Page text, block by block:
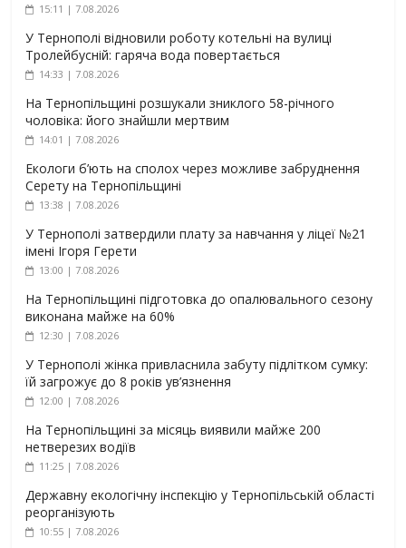
15:11 | 7.08.2026
У Тернополі відновили роботу котельні на вулиці
Тролейбусній: гаряча вода повертається
14:33 | 7.08.2026
На Тернопільщині розшукали зниклого 58-річного
чоловіка: його знайшли мертвим
14:01 | 7.08.2026
Екологи б’ють на сполох через можливе забруднення
Серету на Тернопільщині
13:38 | 7.08.2026
У Тернополі затвердили плату за навчання у ліцеї №21
імені Ігоря Герети
13:00 | 7.08.2026
На Тернопільщині підготовка до опалювального сезону
виконана майже на 60%
12:30 | 7.08.2026
У Тернополі жінка привласнила забуту підлітком сумку:
їй загрожує до 8 років ув’язнення
12:00 | 7.08.2026
На Тернопільщині за місяць виявили майже 200
нетверезих водіїв
11:25 | 7.08.2026
Державну екологічну інспекцію у Тернопільській області
реорганізують
10:55 | 7.08.2026